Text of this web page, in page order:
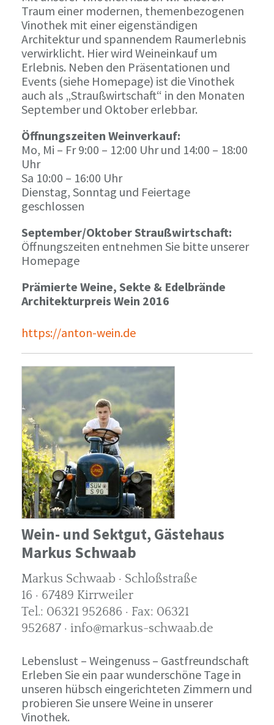
Traum einer modernen, themenbezogenen
Vinothek mit einer eigenständigen
Architektur und spannendem Raumerlebnis
verwirklicht. Hier wird Weineinkauf um
Erlebnis. Neben den Präsentationen und
Events (siehe Homepage) ist die Vinothek
auch als „Straußwirtschaft“ in den Monaten
September und Oktober erlebbar.
Öffnungszeiten Weinverkauf:
Mo, Mi – Fr 9:00 – 12:00 Uhr und 14:00 – 18:00
Uhr
Sa 10:00 – 16:00 Uhr
Dienstag, Sonntag und Feiertage
geschlossen
September/Oktober Straußwirtschaft:
Öffnungszeiten entnehmen Sie bitte unserer
Homepage
Prämierte Weine, Sekte & Edelbrände
Architekturpreis Wein 2016
https://anton-wein.de
Wein- und Sektgut, Gästehaus
Markus Schwaab
Markus Schwaab · Schloßstraße
16 · 67489 Kirrweiler
Tel.: 06321 952686 · Fax: 06321
952687 · info@markus-schwaab.de
Lebenslust – Weingenuss – Gastfreundschaft
Erleben Sie ein paar wunderschöne Tage in
unseren hübsch eingerichteten Zimmern und
probieren Sie unsere Weine in unserer
Vinothek.